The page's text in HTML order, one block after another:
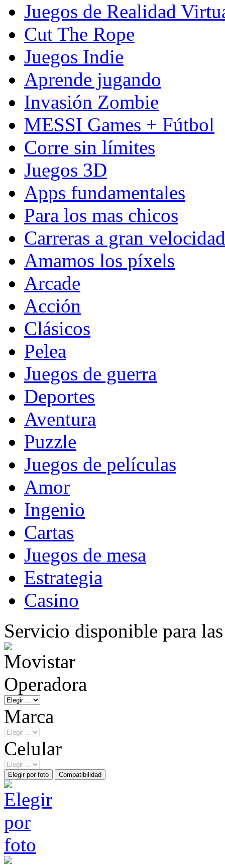
Juegos de Realidad
Cut The Rope
Juegos Indie
Aprende jugando
Invasión Zombie
MESSI Games + Fútbol
Corre sin límites
Juegos 3D
Apps fundamentales
Para los mas chicos
Carreras a gran velocidad
Amamos los píxels
Arcade
Acción
Clásicos
Pelea
Juegos de guerra
Deportes
Aventura
Puzzle
Juegos de películas
Amor
Ingenio
Cartas
Juegos de mesa
Estrategia
Casino
Servicio disponible para
Operadora
Marca
Celular